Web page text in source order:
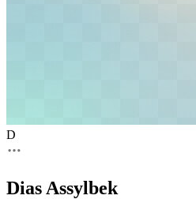
D
Dias Assylbek